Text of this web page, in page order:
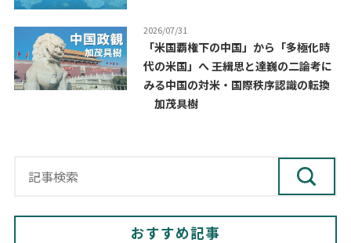
2026/07/31
「米国覇権下の中国」から「多極化時
代の米国」へ ――王緝思と達巍の二論考に
みる中国の対米・国際秩序認識の転換
加茂具樹
おすすめ記事